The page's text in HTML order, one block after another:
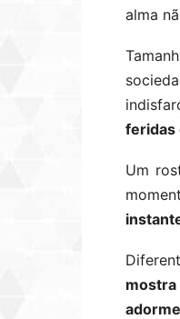
alma
feridas
Um